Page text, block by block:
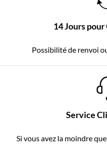
14 Jours
Possibilité de renvoi
Service
Si vous avez la moindre